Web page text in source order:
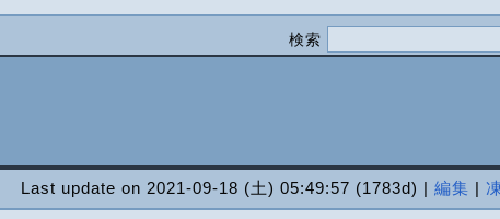
検索
Last update on 2021-09-18 (土) 05:49:57 (1783d) | 編集 |